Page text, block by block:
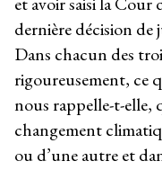
dernière décision de
Dans chacun des
rigoureusement, ce
nous rappelle-t-elle,
changement
ou d’une autre et